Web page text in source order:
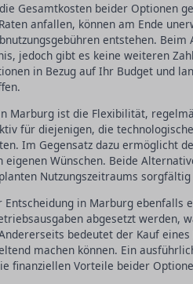
Gesamtkosten beider Optionen
anfallen, können am Ende
entstehen. Beim
jedoch gibt es keine weiteren
in Bezug auf Ihr Budget und
Marburg ist die Flexibilität,
für diejenigen, die
Im Gegensatz dazu ermöglicht
eigenen Wünschen. Beide
Nutzungszeitraums
in Marburg ebenfalls
abgesetzt werden,
bedeutet der Kauf eines
machen können. Ein
finanziellen Vorteile beider